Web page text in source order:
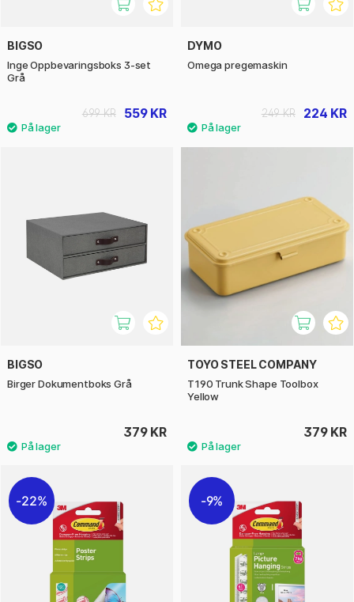
BIGSO
Inge Oppbevaringsboks 3-set
Grå
559 KR
699 KR
DYMO
Omega pregemaskin
224 KR
249 KR
BIGSO
Birger Dokumentboks Grå
379 KR
TOYO STEEL COMPANY
T190 Trunk Shape Toolbox
Yellow
379 KR
22% 9%